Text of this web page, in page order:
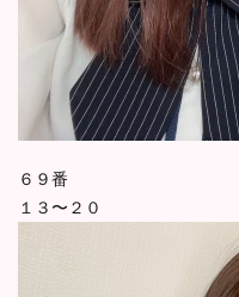
６９番
１３〜２０